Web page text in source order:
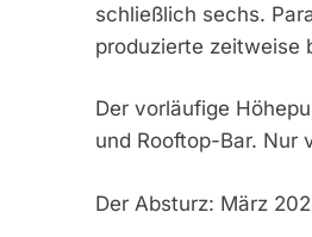
schließlich sechs.
produzierte zeitweise
Der vorläufige
und Rooftop-Bar. Nur
Der Absturz: März